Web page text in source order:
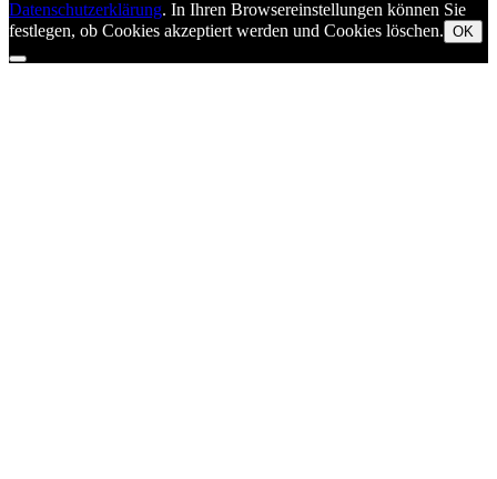
Datenschutzerklärung. In Ihren Browsereinstellungen können Sie
festlegen, ob Cookies akzeptiert werden und Cookies löschen. OK